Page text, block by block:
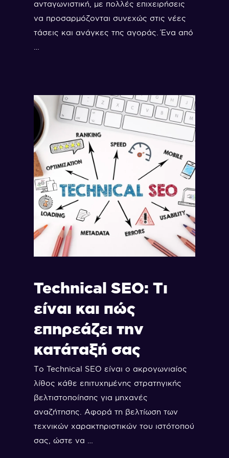
ανταγωνιστική, με πολλές επιχειρήσεις
να προσαρμόζονται συνεχώς στις νέες
τάσεις και ανάγκες της αγοράς. Ένα από
Technical SEO: Τι
είναι και πώς
επηρεάζει την
κατάταξή σας
Το Technical SEO είναι ο ακρογωνιαίος
λίθος κάθε επιτυχημένης στρατηγικής
βελτιστοποίησης για μηχανές
αναζήτησης. Αφορά τη βελτίωση των
τεχνικών χαρακτηριστικών του ιστότοπού
σας, ώστε να …